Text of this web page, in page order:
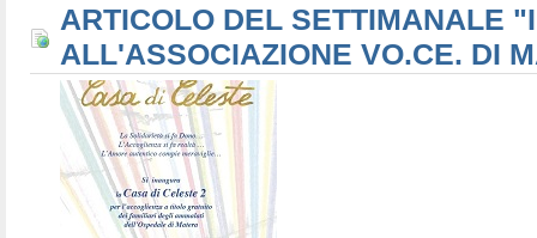
ARTICOLO DEL SETTIMANALE
ALL'ASSOCIAZIONE VO.CE. DI